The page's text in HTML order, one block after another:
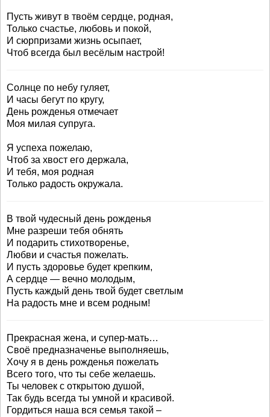
Пусть живут в твоём сердце, родная,
Только счастье, любовь и покой,
И сюрпризами жизнь осыпает,
Чтоб всегда был весёлым настрой!
Солнце по небу гуляет,
И часы бегут по кругу,
День рожденья отмечает
Моя милая супруга.
Я успеха пожелаю,
Чтоб за хвост его держала,
И тебя, моя родная
Только радость окружала.
В твой чудесный день рожденья
Мне разреши тебя обнять
И подарить стихотворенье,
Любви и счастья пожелать.
И пусть здоровье будет крепким,
А сердце — вечно молодым,
Пусть каждый день твой будет светлым
На радость мне и всем родным!
Прекрасная жена, и супер-мать…
Своё предназначенье выполняешь,
Хочу я в день рожденья пожелать
Всего того, что ты себе желаешь.
Ты человек с открытою душой,
Так будь всегда ты умной и красивой.
Гордиться наша вся семья такой –